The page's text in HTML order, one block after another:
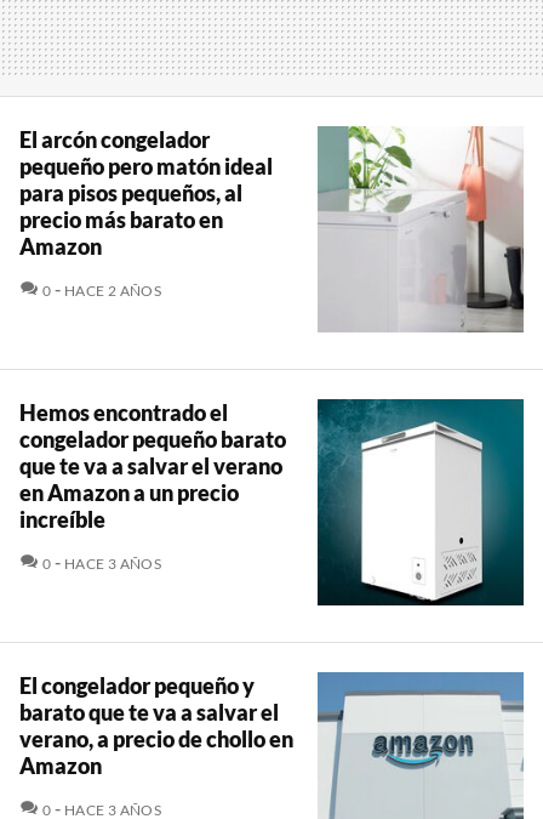
El arcón congelador
pequeño pero matón ideal
para pisos pequeños, al
precio más barato en
Amazon
0 COMENTARIOS
HACE 2 AÑOS
Hemos encontrado el
congelador pequeño barato
que te va a salvar el verano
en Amazon a un precio
increíble
0 COMENTARIOS
HACE 3 AÑOS
El congelador pequeño y
barato que te va a salvar el
verano, a precio de chollo en
Amazon
0 COMENTARIOS
HACE 3 AÑOS